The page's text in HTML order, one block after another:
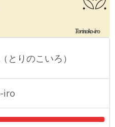
Torinoko-iro
とりのこいろ）
iro